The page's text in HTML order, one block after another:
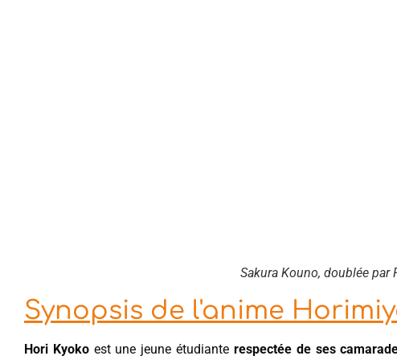
Sakura Kouno, doublée par
Synopsis de l'anime
Hori Kyokoest une jeune étudiante respectée de ses